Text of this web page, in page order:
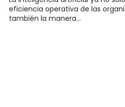
eficiencia operativa de las
también la manera…